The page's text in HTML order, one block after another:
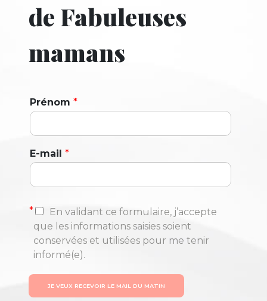
de Fabuleuses
mamans
Prénom *
E-mail *
*
En validant ce formulaire, j’accepte
que les informations saisies soient
conservées et utilisées pour me tenir
informé(e).
JE VEUX RECEVOIR LE MAIL DU MATIN